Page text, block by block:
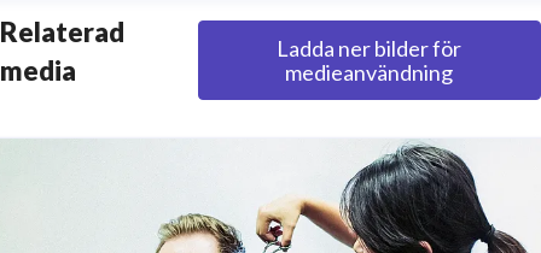
Hammerskog
Kommunikationsdirektör
073-334 87 50
Relaterad
media
Ladda ner bilder för
medieanvändning